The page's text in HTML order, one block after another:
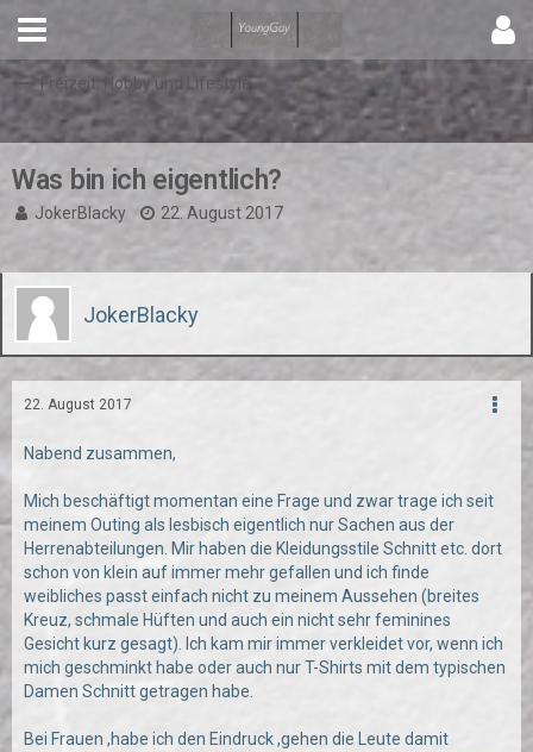
Freizeit, Hobby und Lifestyle
Was bin ich eigentlich?
JokerBlacky 22. August 2017
JokerBlacky
22. August 2017
Nabend zusammen,
Mich beschäftigt momentan eine Frage und zwar trage ich seit
meinem Outing als lesbisch eigentlich nur Sachen aus der
Herrenabteilungen. Mir haben die Kleidungsstile Schnitt etc. dort
schon von klein auf immer mehr gefallen und ich finde
weibliches passt einfach nicht zu meinem Aussehen (breites
Kreuz, schmale Hüften und auch ein nicht sehr feminines
Gesicht kurz gesagt). Ich kam mir immer verkleidet vor, wenn ich
mich geschminkt habe oder auch nur T-Shirts mit dem typischen
Damen Schnitt getragen habe.
Bei Frauen ,habe ich den Eindruck ,gehen die Leute damit